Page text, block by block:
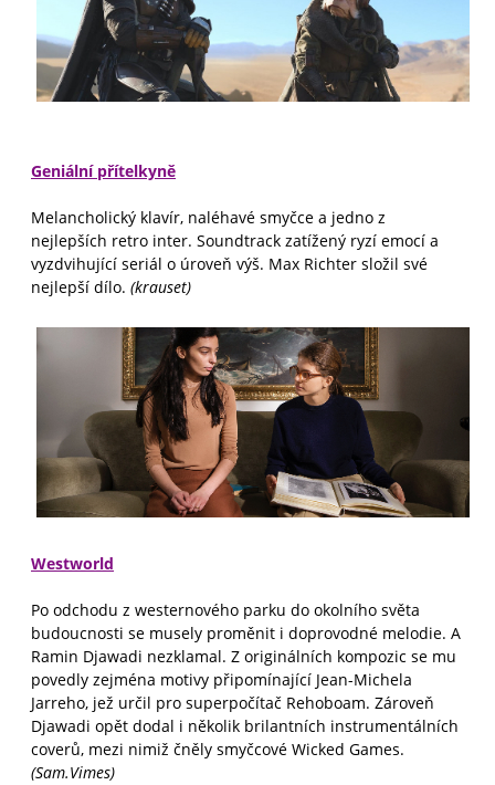
Geniální přítelkyně
Melancholický klavír, naléhavé smyčce a jedno z
nejlepších retro inter. Soundtrack zatížený ryzí emocí a
vyzdvihující seriál o úroveň výš. Max Richter složil své
nejlepší dílo. (krauset)
Westworld
Po odchodu z westernového parku do okolního světa
budoucnosti se musely proměnit i doprovodné melodie. A
Ramin Djawadi nezklamal. Z originálních kompozic se mu
povedly zejména motivy připomínající Jean-Michela
Jarreho, jež určil pro superpočítač Rehoboam. Zároveň
Djawadi opět dodal i několik brilantních instrumentálních
coverů, mezi nimiž čněly smyčcové Wicked Games.
(Sam.Vimes)